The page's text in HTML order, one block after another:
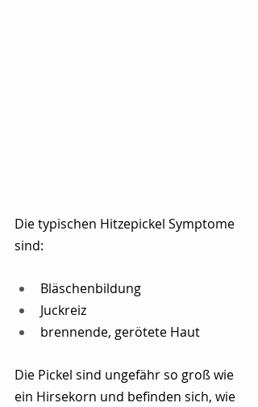
Die typischen Hitzepickel Symptome
sind:
Bläschenbildung
Juckreiz
brennende, gerötete Haut
Die Pickel sind ungefähr so groß wie
ein Hirsekorn und befinden sich, wie